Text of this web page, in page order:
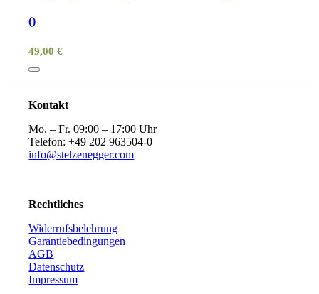
()
49,00 €
Kontakt
Mo. – Fr. 09:00 – 17:00 Uhr
Telefon: +49 202 963504-0
info@stelzenegger.com
Rechtliches
Widerrufsbelehrung
Garantiebedingungen
AGB
Datenschutz
Impressum